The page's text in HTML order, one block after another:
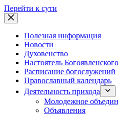
Перейти к сути
Полезная информация
Новости
Духовенство
Настоятель
Расписание богослужений
Православный календарь
Деятельность прихода
Молодежное
Объявления